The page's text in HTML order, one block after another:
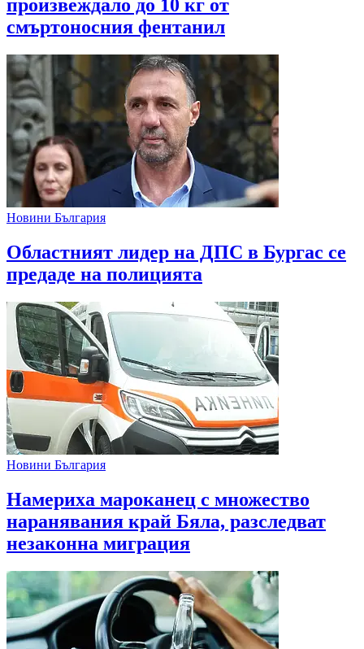
произвеждало до 10 кг от
смъртоносния фентанил
Новини България
Областният лидер на ДПС в Бургас се
предаде на полицията
Новини България
Намериха мароканец с множество
наранявания край Бяла, разследват
незаконна миграция